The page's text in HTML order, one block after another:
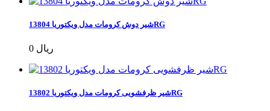
شیر دوش کرومات مدل ویکتوریا 13804RG
0 ریال
شیر ظرفشویی کرومات مدل ویکتوریا 13802RG